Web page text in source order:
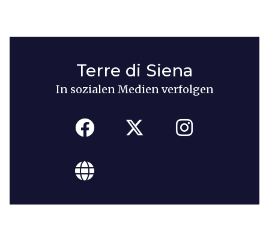
Terre di Siena
In sozialen Medien verfolgen